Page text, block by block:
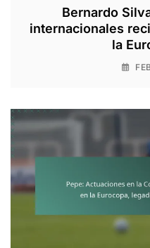
Bernardo
internacionales
la